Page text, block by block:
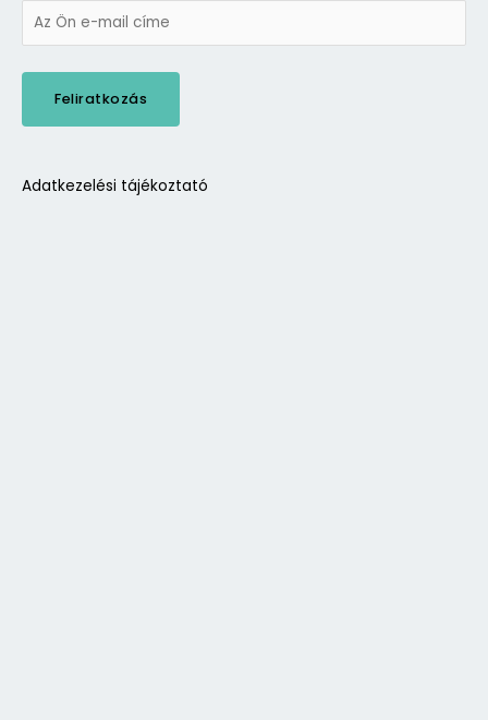
Adatkezelési tájékoztató